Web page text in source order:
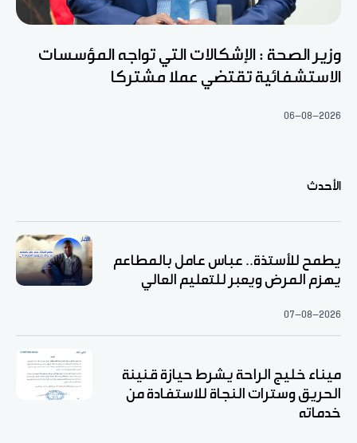
وزير الصحة : الإشكالات التي تواجه المؤسسات
الاستشفائية تقتضي عملا مشتركا
06-08-2026
الأحدث
يطمح للأستذة.. عباس عامل بالمطاعم
يهزم المرض ويعبر للتعليم العالي
07-08-2026
ميناء خليج الراحة يشرط حيازة قنينة
الحريق وسترات النجاة للاستفادة من
خدماته